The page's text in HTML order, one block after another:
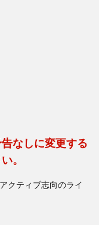
なしに変更する
。
クティブ志向のライ